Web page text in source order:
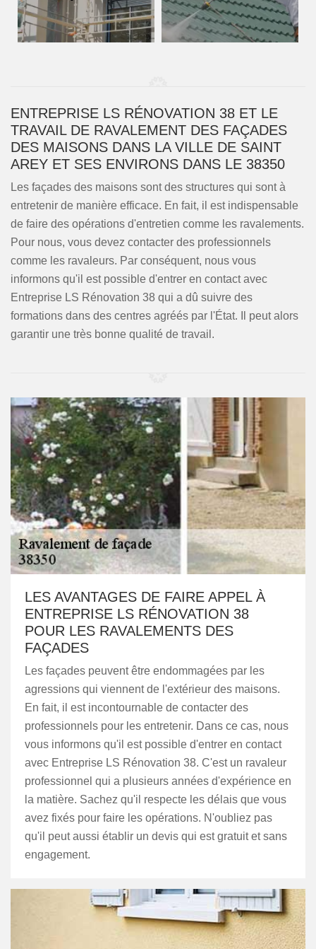
ENTREPRISE LS RÉNOVATION 38 ET LE
TRAVAIL DE RAVALEMENT DES FAÇADES
DES MAISONS DANS LA VILLE DE SAINT
AREY ET SES ENVIRONS DANS LE 38350
Les façades des maisons sont des structures qui sont à
entretenir de manière efficace. En fait, il est indispensable
de faire des opérations d'entretien comme les ravalements.
Pour nous, vous devez contacter des professionnels
comme les ravaleurs. Par conséquent, nous vous
informons qu'il est possible d'entrer en contact avec
Entreprise LS Rénovation 38 qui a dû suivre des
formations dans des centres agréés par l'État. Il peut alors
garantir une très bonne qualité de travail.
LES AVANTAGES DE FAIRE APPEL À
ENTREPRISE LS RÉNOVATION 38
POUR LES RAVALEMENTS DES
FAÇADES
Les façades peuvent être endommagées par les
agressions qui viennent de l'extérieur des maisons.
En fait, il est incontournable de contacter des
professionnels pour les entretenir. Dans ce cas, nous
vous informons qu'il est possible d'entrer en contact
avec Entreprise LS Rénovation 38. C'est un ravaleur
professionnel qui a plusieurs années d'expérience en
la matière. Sachez qu'il respecte les délais que vous
avez fixés pour faire les opérations. N'oubliez pas
qu'il peut aussi établir un devis qui est gratuit et sans
engagement.